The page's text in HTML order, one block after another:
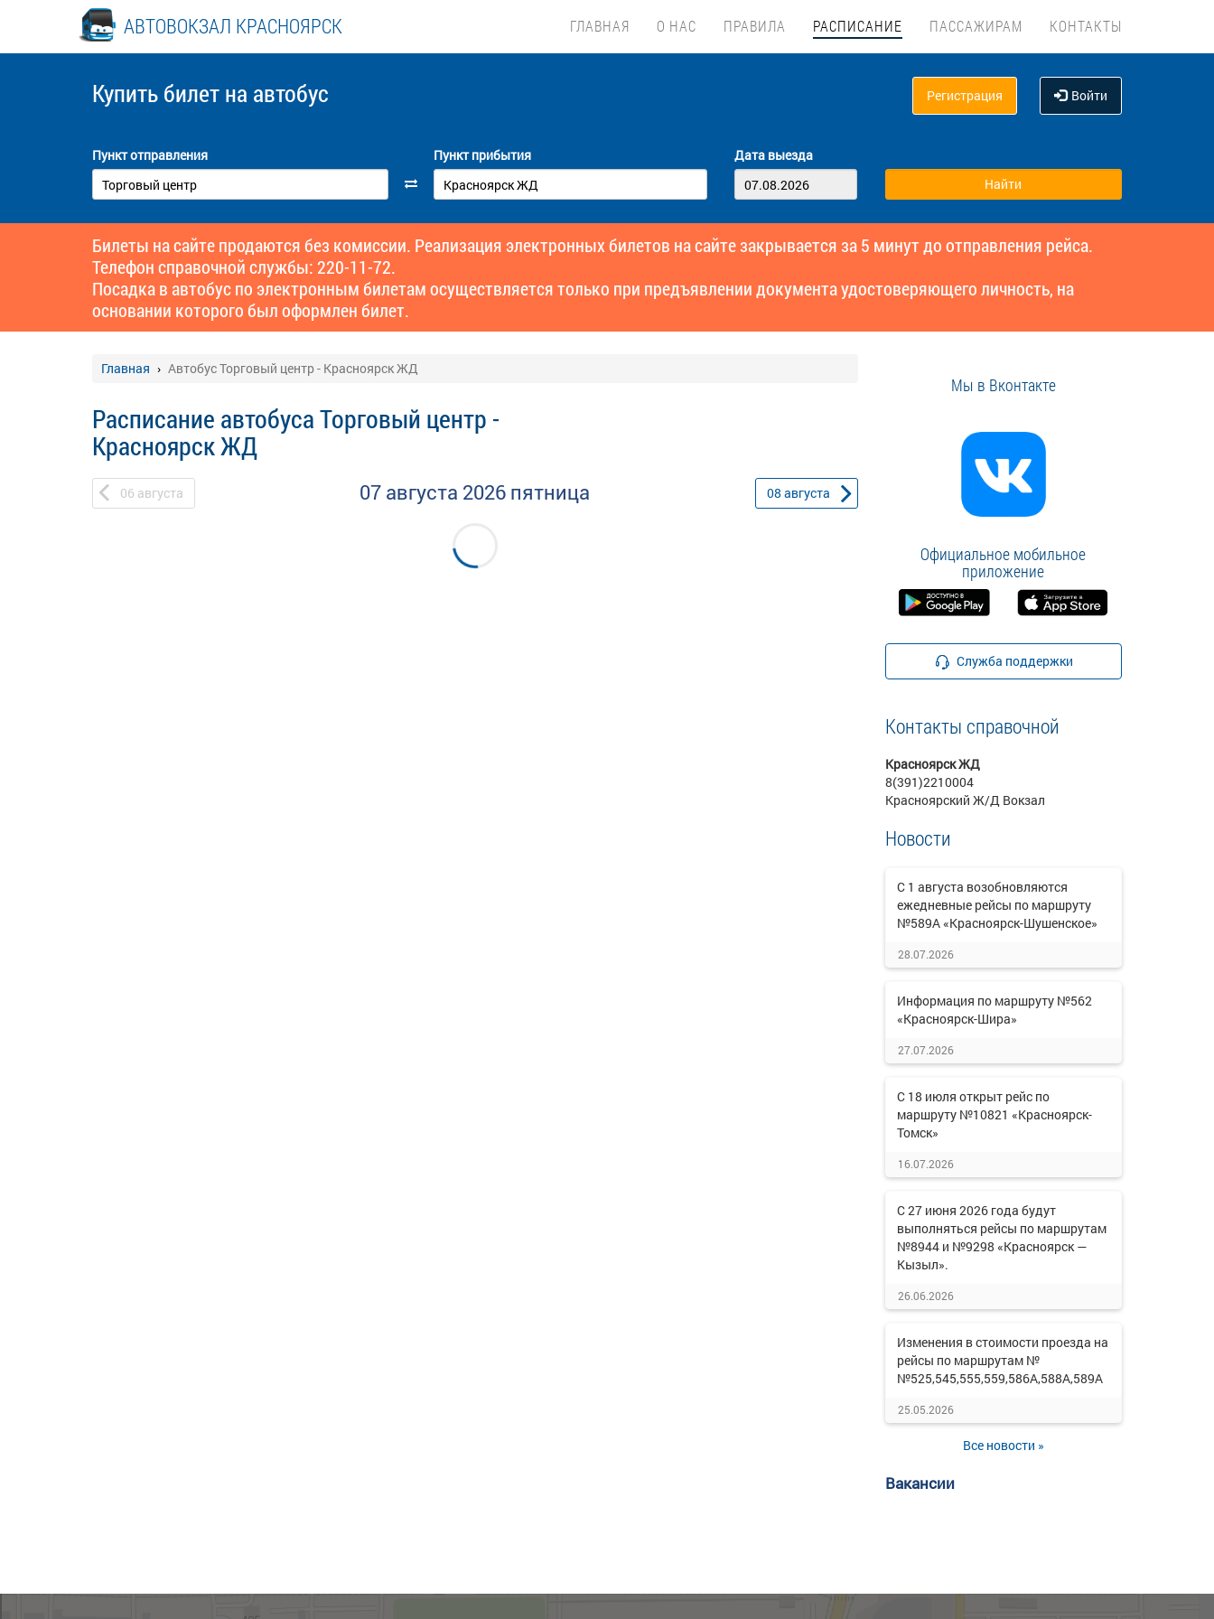
АВТОВОКЗАЛ КРАСНОЯРСК ГЛАВНАЯ О НАС ПРАВИЛА РАСПИСАНИЕ ПАССАЖИРАМ КОНТАКТЫ
Купить билет на автобус Регистрация Войти
Пункт отправления Пункт прибытия Дата выезда
Билеты на сайте продаются без комиссии. Реализация электронных билетов на сайте закрывается за 5 минут до отправления рейса.
Телефон справочной службы: 220-11-72.
Посадка в автобус по электронным билетам осуществляется только при предъявлении документа удостоверяющего личность, на
основании которого был оформлен билет.
Главная Автобус Торговый центр - Красноярск ЖД
Расписание автобуса Торговый центр -
Красноярск ЖД
06 августа 07 августа 2026 пятница 08 августа
Мы в Вконтакте
Официальное мобильное
приложение
Служба поддержки
Контакты справочной
Красноярск ЖД
8(391)2210004
Красноярский Ж/Д Вокзал
Новости
С 1 августа возобновляются
ежедневные рейсы по маршруту
№589А «Красноярск-Шушенское»
28.07.2026
Информация по маршруту №562
«Красноярск-Шира»
27.07.2026
С 18 июля открыт рейс по
маршруту №10821 «Красноярск-
Томск»
16.07.2026
С 27 июня 2026 года будут
выполняться рейсы по маршрутам
№8944 и №9298 «Красноярск —
Кызыл».
26.06.2026
Изменения в стоимости проезда на
рейсы по маршрутам №
№525,545,555,559,586А,588А,589А
25.05.2026
Все новости »
Вакансии